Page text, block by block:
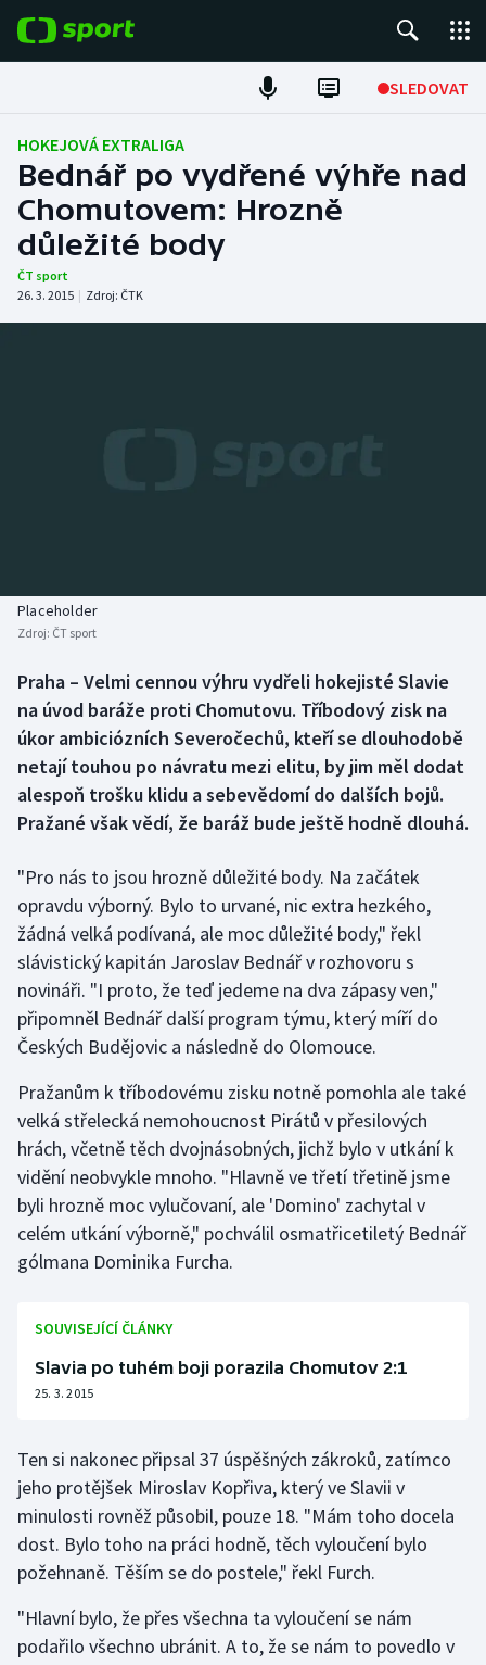
SLEDOVAT
Fotbal
Hokej
Tenis
Atletika
Biatlon
Box
Curling
Dostihy
Florbal
Futsal
Golf
Gymnastika
Jezdectví
Judo
Krasobruslení
Lyže a snowboard
Moderní pětiboj
Olympijské hry
Parasport
Plážový volejbal
Aplikace ČT sport
HOKEJOVÁ EXTRALIGA
Bednář po vydřené výhře nad
Chomutovem: Hrozně
důležité body
ČT sport
26. 3. 2015 | Zdroj: ČTK
Placeholder
Zdroj: ČT sport
Praha – Velmi cennou výhru vydřeli hokejisté Slavie
na úvod baráže proti Chomutovu. Tříbodový zisk na
úkor ambiciózních Severočechů, kteří se dlouhodobě
netají touhou po návratu mezi elitu, by jim měl dodat
alespoň trošku klidu a sebevědomí do dalších bojů.
Pražané však vědí, že baráž bude ještě hodně dlouhá.
"Pro nás to jsou hrozně důležité body. Na začátek
opravdu výborný. Bylo to urvané, nic extra hezkého,
žádná velká podívaná, ale moc důležité body," řekl
slávistický kapitán Jaroslav Bednář v rozhovoru s
novináři. "I proto, že teď jedeme na dva zápasy ven,"
připomněl Bednář další program týmu, který míří do
Českých Budějovic a následně do Olomouce.
Pražanům k tříbodovému zisku notně pomohla ale také
velká střelecká nemohoucnost Pirátů v přesilových
hrách, včetně těch dvojnásobných, jichž bylo v utkání k
vidění neobvykle mnoho. "Hlavně ve třetí třetině jsme
byli hrozně moc vylučovaní, ale 'Domino' zachytal v
celém utkání výborně," pochválil osmatřicetiletý Bednář
gólmana Dominika Furcha.
SOUVISEJÍCÍ ČLÁNKY
Slavia po tuhém boji porazila Chomutov 2:1
25. 3. 2015
Ten si nakonec připsal 37 úspěšných zákroků, zatímco
jeho protějšek Miroslav Kopřiva, který ve Slavii v
minulosti rovněž působil, pouze 18. "Mám toho docela
dost. Bylo toho na práci hodně, těch vyloučení bylo
požehnaně. Těším se do postele," řekl Furch.
"Hlavní bylo, že přes všechna ta vyloučení se nám
podařilo všechno ubránit. A to, že se nám to povedlo v